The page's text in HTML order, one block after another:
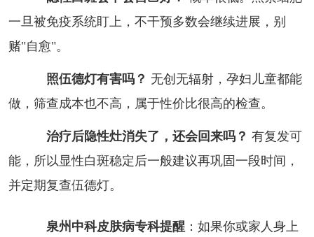
一旦被免疫系统盯上，不干预多数会继续进展，别
赌"自愈"。
照伍德灯有害吗？ 无创无辐射，孕妇儿童都能
做，筛查成本也不高，属于性价比很高的检查。
治疗后隐性灶消失了，还会回来吗？ 有复发可
能，所以显性白斑稳定后一般建议再巩固一段时间，
并定期复查伍德灯。
泉州中科皮肤病专科提醒：如果你或家人身上